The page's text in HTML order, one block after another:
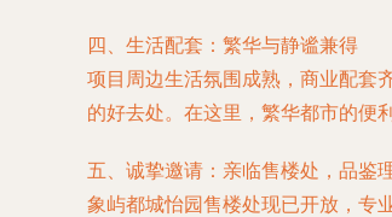
四、生活配套：繁华与静谧兼得
项目周边生活氛围成熟，商业配套
的好去处。在这里，繁华都市的便
五、诚挚邀请：亲临售楼处，品鉴
象屿都城怡园售楼处现已开放，专